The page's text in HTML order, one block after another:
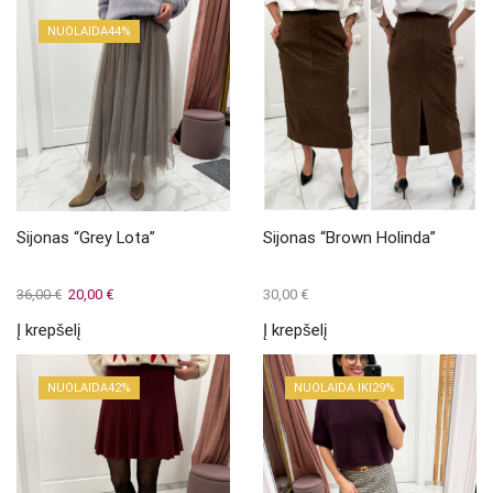
NUOLAIDA44%
Sijonas “Grey Lota”
36,00€ Original
was:
36,00 €.
20,00 €Current
20,00 €.
Į krepšelį
Sijonas “Brown Holinda”
30,00 €
Į krepšelį
NUOLAIDA42% NUOLAIDA IKI29%